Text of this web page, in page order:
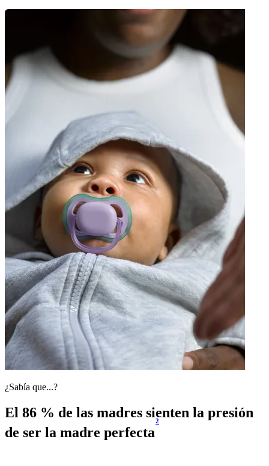
¿Sabía que...?
El 86 % de las madres sienten la presión
de ser la madre perfecta
2